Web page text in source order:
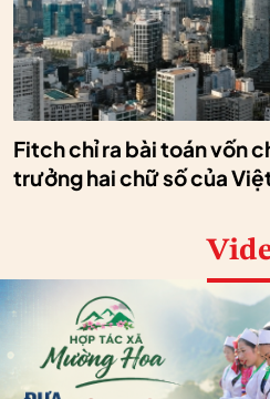
Fitch chỉ ra bài toán vốn
trưởng hai chữ số của